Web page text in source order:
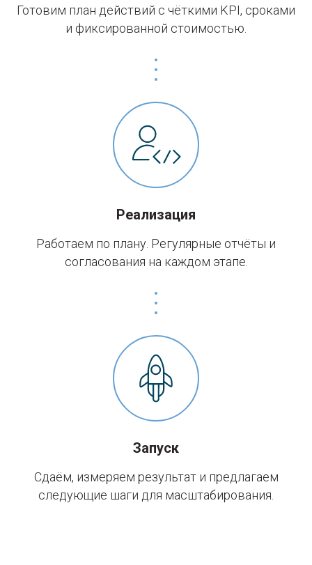
Готовим план действий с чёткими KPI, сроками
и фиксированной стоимостью.
Реализация
Работаем по плану. Регулярные отчёты и
согласования на каждом этапе.
Запуск
Сдаём, измеряем результат и предлагаем
следующие шаги для масштабирования.